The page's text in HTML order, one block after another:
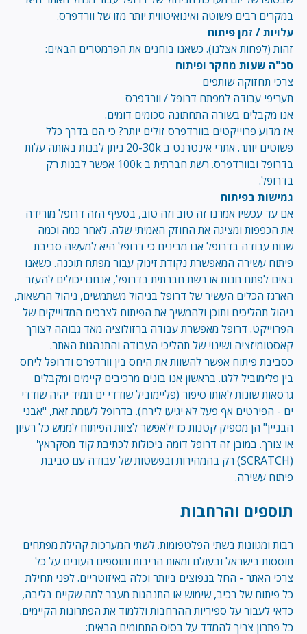
במקרים רבים פשוטה ואינואיטווית יותר מזו של וורדפרס.
עלויות / זמן פיתוח
זהות (לפחות אצלנו). כשאנו בוחנים את הפרמטרים הבאים:
סכ"ה שעות מחקר ופיתוח
צרכי תחזוקה שותפים
תעריפי עבודה למפתח דרופל / וורדפרס
אנו מקבלים בשורה התחתונה סכומים דומים.
אז מדוע פרוייקטים בוורדפרס זולים יותר? כי הם בדרך כלל
פשוטים יותר. אתרי אינטרנט ב 20-30k ניתן לבנות באותה עלות
בדרופל ובוורדפרס. רשת חברתית ב 100k אפשר לבנות רק
בדרופל.
גמישות בפיתוח
אם עד עכשיו אמרנו זה טוב וזה טוב, בסעיף הזה דרופל מורידה
את הכפפות ומציגה את החוזק האמיתי שלה. לאחר כמה וכמה
שנות עבודה בדרופל אנו מבינים כי דרופל היא למעשה סביבת
פיתוח עשירה המאפשרת נקודת זינוק עבור מפתח תוכנה. כשאנו
באים לפתח חנות או רשת חברתית בדרופל, אנחנו יכולים להעזר
הארגז הכלים העשיר של דרופל בניהול משתמשים, ניהול הרשאות,
ניהול תהליכים ותוכן ולהמשיך את הפיתוח לצרכים המדוייקים של
הפרוייקט. דרופל מאפשרת עבודה ברזולוציה מאד גבוהה לצורך
קאסטומיזציה ושינוי של תהליכי העבודה והתנהגות האתר.
כסביבת פיתוח אפשר להשוות את היחס בין וורדפרס ודרופל ליחס
בין פלימוביל ללגו. בראשון אנו בונים מרכיבים קיימים ומקבלים
גרסאות שונות לאותו סיפור (פליימוביל שודדי ים תמיד יהיה שודדי
ים - הפירטים אף פעל לא יגיעו לירח). בדרופל לעומת זאת, "אבני
הבניין" הן מספיק קטנות כדילאפשר לצוות הפיתוח לממש כל רעיון
או צורך. במובן זה דרופל דומה ביכולות לכתיבת קוד מסקראץ'
(SCRATCH) רק בהמהירות ובפשטות של עבודה עם סביבת
פיתוח עשירה.
תוספים והרחבות
רבות ומגוונות בשתי הפלטפומות. לשתי המערכות קהילת מפתחים
תוססות בישראל ובעולם ומאות הריבות ותוספים העונים על כל
צרכי האתר - החל בנפוצים ביותר וכלה באיזוטריים. לפני תחילת
כל פיתוח של רכיב, שימוש או התנהגות מעבר למה שקיים בליבה,
כדאי לעבור על ספיריות ההרחבות וללמוד את הפתרונות הקיימים.
כל פתרון צריך להמדד על בסיס התחומים הבאים: